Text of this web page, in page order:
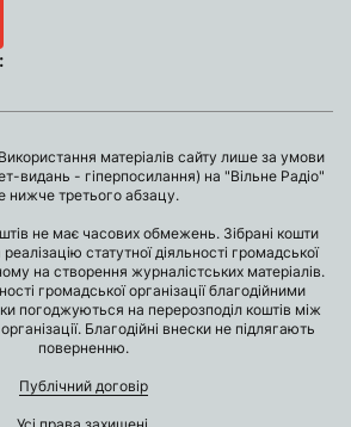
матеріалів сайту лише за умови
видань - гіперпосилання) на "Вільне Радіо"
нижче третього абзацу.
не має часових обмежень. Зібрані кошти
статутної діяльності громадської
на створення журналістських матеріалів.
громадської організації благодійними
погоджуються на перерозподіл коштів між
Благодійні внески не підлягають
поверненню.
Публічний договір